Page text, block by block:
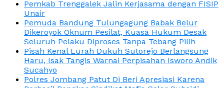
Pemkab Trenggalek Jalin Kerjasama dengan FISIP
Unair
Pemuda Bandung Tulungagung Babak Belur
Dikeroyok Oknum Pesilat, Kuasa Hukum Desak
Seluruh Pelaku Diproses Tanpa Tebang Pilih
Pisah Kenal Lurah Dukuh Sutorejo Berlangsung
Haru, Isak Tangis Warnai Perpisahan Isworo Andik
Sucahyo
Polres Jombang Patut Di Beri Apresiasi Karena